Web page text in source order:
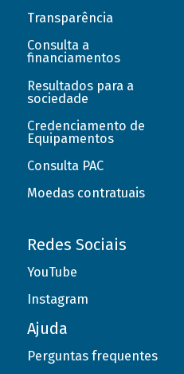
Transparência
Consulta a
financiamentos
Resultados para a
sociedade
Credenciamento de
Equipamentos
Consulta PAC
Moedas contratuais
Redes Sociais
YouTube
Instagram
Ajuda
Perguntas frequentes